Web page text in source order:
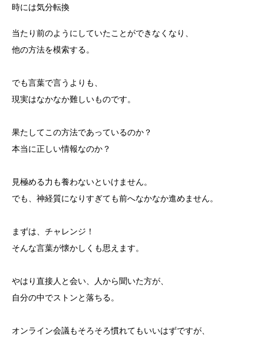
時には気分転換
当たり前のようにしていたことができなくなり、
他の方法を模索する。
でも言葉で言うよりも、
現実はなかなか難しいものです。
果たしてこの方法であっているのか？
本当に正しい情報なのか？
見極める力も養わないといけません。
でも、神経質になりすぎても前へなかなか進めません。
まずは、チャレンジ！
そんな言葉が懐かしくも思えます。
やはり直接人と会い、人から聞いた方が、
自分の中でストンと落ちる。
オンライン会議もそろそろ慣れてもいいはずですが、